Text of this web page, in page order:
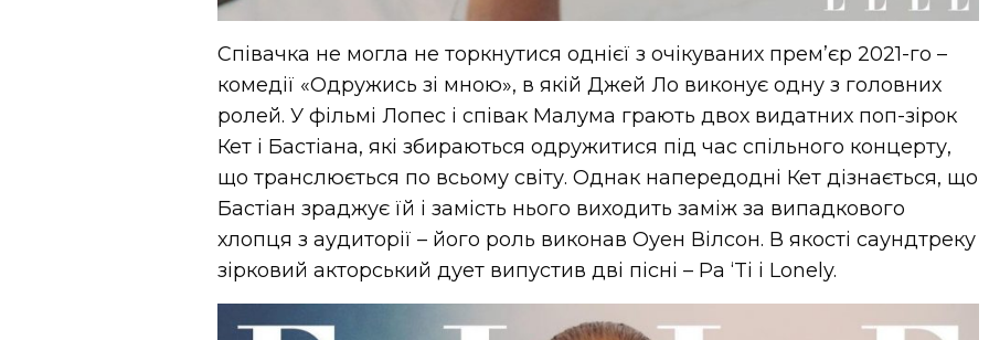
Співачка не могла не торкнутися однієї з очікуваних прем’єр 2021-го –
комедії «Одружись зі мною», в якій Джей Ло виконує одну з головних
ролей. У фільмі Лопес і співак Малума грають двох видатних поп-зірок
Кет і Бастіана, які збираються одружитися під час спільного концерту,
що транслюється по всьому світу. Однак напередодні Кет дізнається, що
Бастіан зраджує їй і замість нього виходить заміж за випадкового
хлопця з аудиторії – його роль виконав Оуен Вілсон. В якості саундтреку
зірковий акторський дует випустив дві пісні – Pa ‘Ti і Lonely.